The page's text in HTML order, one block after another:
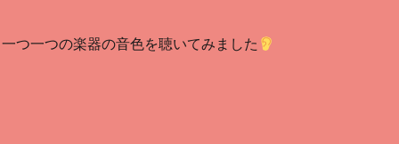
一つ一つの楽器の音色を聴いてみました